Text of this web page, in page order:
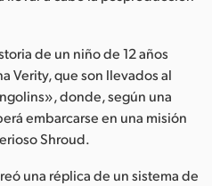
de un niño de 12 años
Verity, que son llevados al
donde, según una
embarcarse en una misión
Shroud.
una réplica de un sistema de